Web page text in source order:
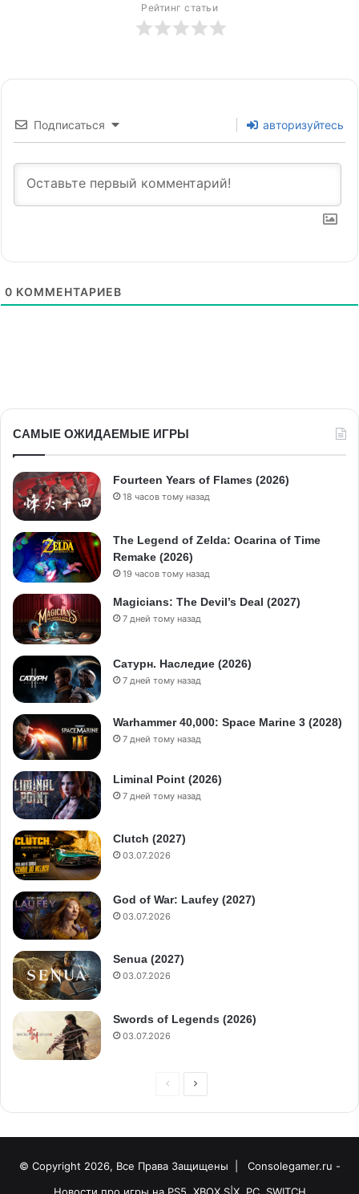
Рейтинг статьи
Подписаться авторизуйтесь
0 КОММЕНТАРИЕВ
САМЫЕ ОЖИДАЕМЫЕ ИГРЫ
Fourteen Years of Flames (2026)
18 часов тому назад
The Legend of Zelda: Ocarina of Time
Remake (2026)
19 часов тому назад
Magicians: The Devil’s Deal (2027)
7 дней тому назад
Сатурн. Наследие (2026)
7 дней тому назад
Warhammer 40,000: Space Marine 3 (2028)
7 дней тому назад
Liminal Point (2026)
7 дней тому назад
Clutch (2027)
03.07.2026
God of War: Laufey (2027)
03.07.2026
Senua (2027)
03.07.2026
Swords of Legends (2026)
03.07.2026
© Copyright 2026, Все Права Защищены |
Consolegamer.ru -